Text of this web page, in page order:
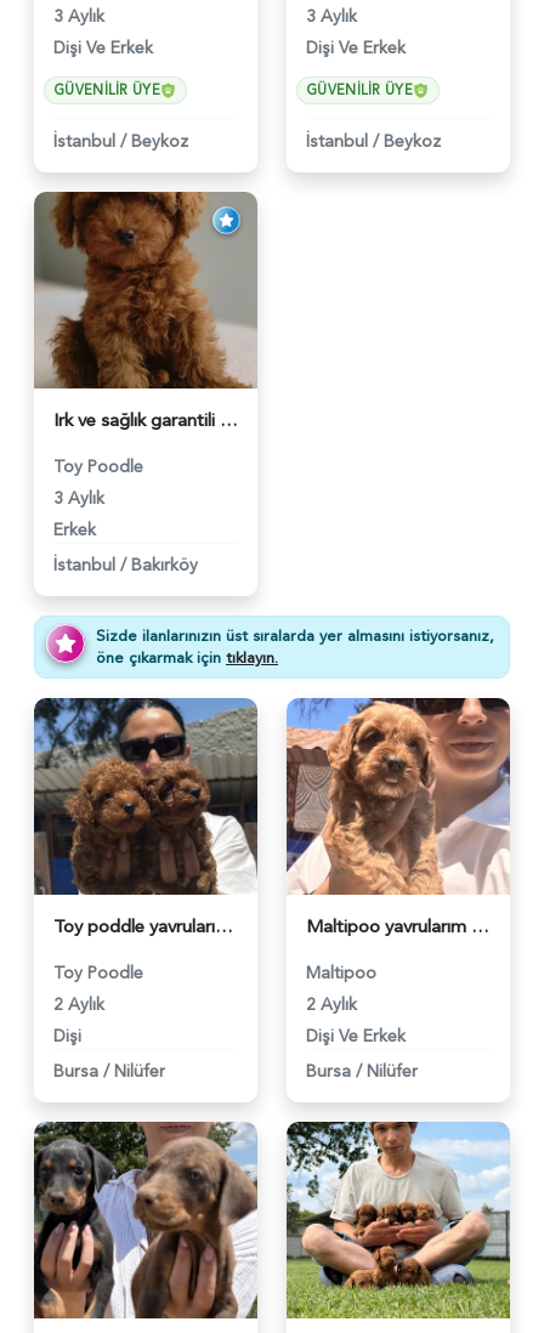
3 Aylık
Dişi Ve Erkek
GÜVENILIR ÜYE
İstanbul / Beykoz
3 Aylık
Dişi Ve Erkek
GÜVENILIR ÜYE
İstanbul / Beykoz
Irk ve sağlık garantili ev doğumlu Toy Poodle baba sahibi KDF kayıtlıdır - 6015
Toy Poodle
3 Aylık
Erkek
İstanbul / Bakırköy
Sizde ilanlarınızın üst sıralarda yer almasını istiyorsanız,
öne çıkarmak için tıklayın.
Toy poddle yavrularım sağlık ve ırk garantilidir - 6230
Toy Poodle
2 Aylık
Dişi
Bursa / Nilüfer
Maltipoo yavrularım sağlık ve ırk garantilidir - 6231
Maltipoo
2 Aylık
Dişi Ve Erkek
Bursa / Nilüfer